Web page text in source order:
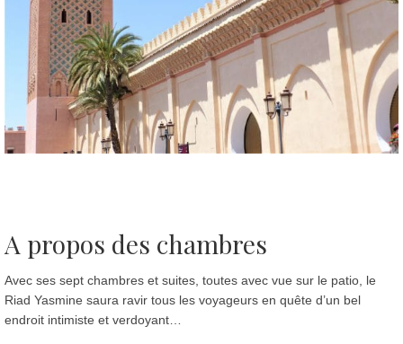
A propos des chambres
Avec ses sept chambres et suites, toutes avec vue sur le patio, le
Riad Yasmine saura ravir tous les voyageurs en quête d’un bel
endroit intimiste et verdoyant…